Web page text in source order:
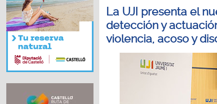
La UJI presenta el
detección y
violencia, acoso y